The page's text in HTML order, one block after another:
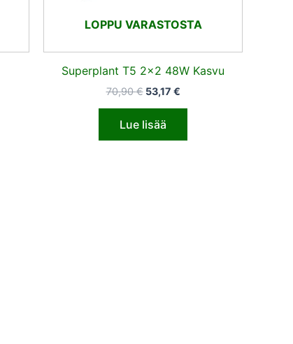
LOPPU VARASTOSTA
Superplant T5 2×2 48W Kasvu
70,90€ 53,17 €
Lue lisää